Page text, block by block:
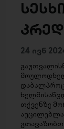
24 ივნ
თქვენზე
გთავაზობთ